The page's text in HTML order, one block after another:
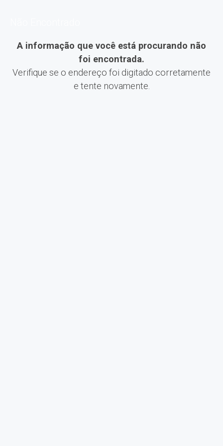
A informação que você está procurando não
foi encontrada.
Verifique se o endereço foi digitado corretamente
e tente novamente.